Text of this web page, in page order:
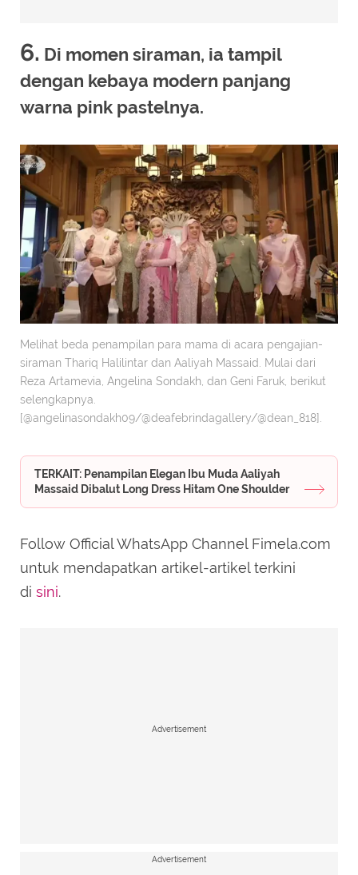
6. Di momen siraman, ia tampil
dengan kebaya modern panjang
warna pink pastelnya.
Melihat beda penampilan para mama di acara pengajian-
siraman Thariq Halilintar dan Aaliyah Massaid. Mulai dari
Reza Artamevia, Angelina Sondakh, dan Geni Faruk, berikut
selengkapnya.
[@angelinasondakh09/@deafebrindagallery/@dean_818].
TERKAIT: Penampilan Elegan Ibu Muda Aaliyah
Massaid Dibalut Long Dress Hitam One Shoulder
Follow Official WhatsApp Channel Fimela.com
untuk mendapatkan artikel-artikel terkini
di sini.
Advertisement
Advertisement